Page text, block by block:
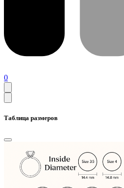
0
Таблица размеров